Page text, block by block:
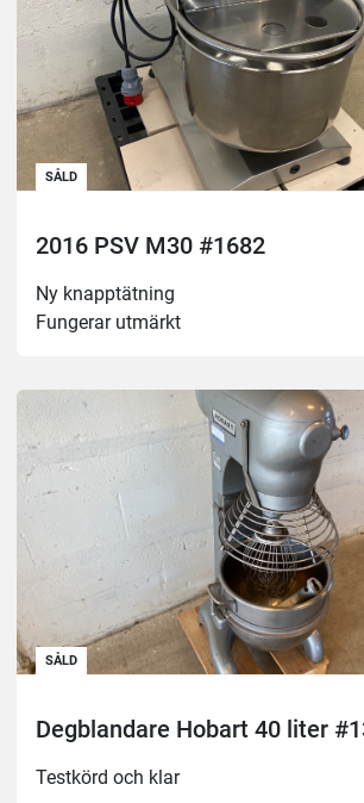
SÅLD
2016 PSV M30 #1682
Ny knapptätning
Fungerar utmärkt
SÅLD
Degblandare Hobart 40 liter
Testkörd och klar